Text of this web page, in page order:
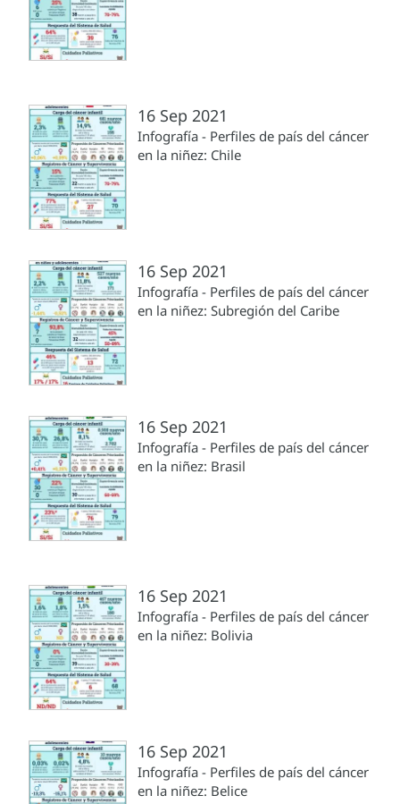
16 Sep 2021
Infografía - Perfiles de país del cáncer
en la niñez: Chile
16 Sep 2021
Infografía - Perfiles de país del cáncer
en la niñez: Subregión del Caribe
16 Sep 2021
Infografía - Perfiles de país del cáncer
en la niñez: Brasil
16 Sep 2021
Infografía - Perfiles de país del cáncer
en la niñez: Bolivia
16 Sep 2021
Infografía - Perfiles de país del cáncer
en la niñez: Belice